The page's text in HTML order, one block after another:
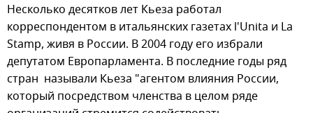
Несколько десятков лет Кьеза работал
корреспондентом в итальянских газетах l'Unita и La
Stamp, живя в России. В 2004 году его избрали
депутатом Европарламента. В последние годы ряд
стран называли Кьеза "агентом влияния России,
который посредством членства в целом ряде